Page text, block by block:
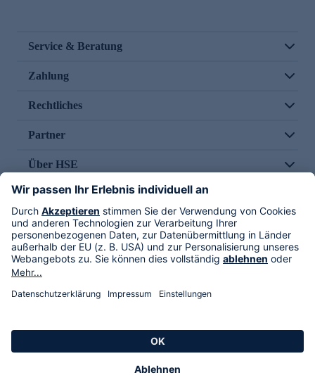
Service & Beratung
Zahlung
Rechtliches
Partner
Über HSE
Im TV
HSE International